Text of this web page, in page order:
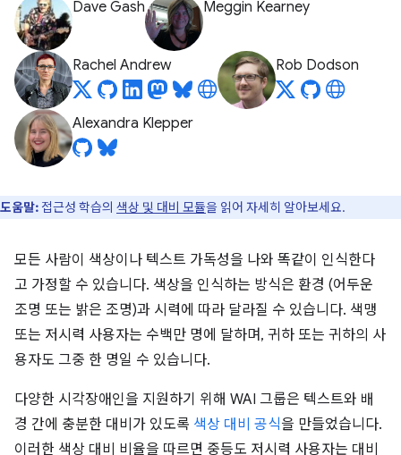
Dave Gash Meggin Kearney
Rachel Andrew Rob Dodson
Alexandra Klepper
도움말: 접근성 학습의 색상 및 대비 모듈을 읽어 자세히 알아보세요.
모든 사람이 색상이나 텍스트 가독성을 나와 똑같이 인식한다
고 가정할 수 있습니다. 색상을 인식하는 방식은 환경 (어두운
조명 또는 밝은 조명)과 시력에 따라 달라질 수 있습니다. 색맹
또는 저시력 사용자는 수백만 명에 달하며, 귀하 또는 귀하의 사
용자도 그중 한 명일 수 있습니다.
다양한 시각장애인을 지원하기 위해 WAI 그룹은 텍스트와 배
경 간에 충분한 대비가 있도록 색상 대비 공식을 만들었습니다.
이러한 색상 대비 비율을 따르면 중등도 저시력 사용자는 대비